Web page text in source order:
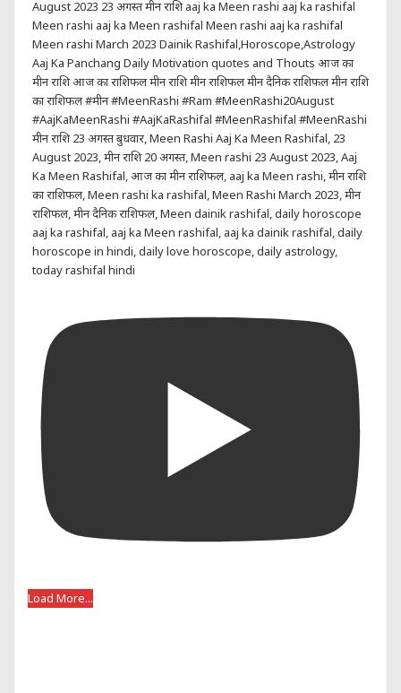
Load More...